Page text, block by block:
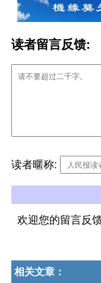
读者留言反馈:
读者暱称:
欢迎您的留言反馈
相关文章：